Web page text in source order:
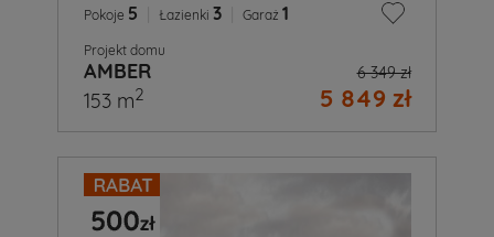
Pokoje 5 Łazienki 3 Garaż 1
Projekt domu
AMBER 6 349 zł
5 849 zł
153 m2